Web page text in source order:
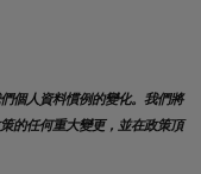
個人資料慣例的變化。我們將
的任何重大變更，並在政策頂